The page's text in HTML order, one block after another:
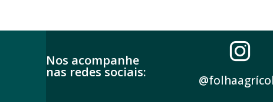
Nos acompanhe
nas redes sociais: